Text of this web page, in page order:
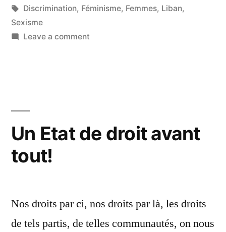
in
Tags:
Discrimination, Féminisme, Femmes, Liban,
Sexisme
Leave a commenton
femmes
Un Etat de droit avant
tout!
Nos droits par ci, nos droits par là, les droits
de tels partis, de telles communautés, on nous